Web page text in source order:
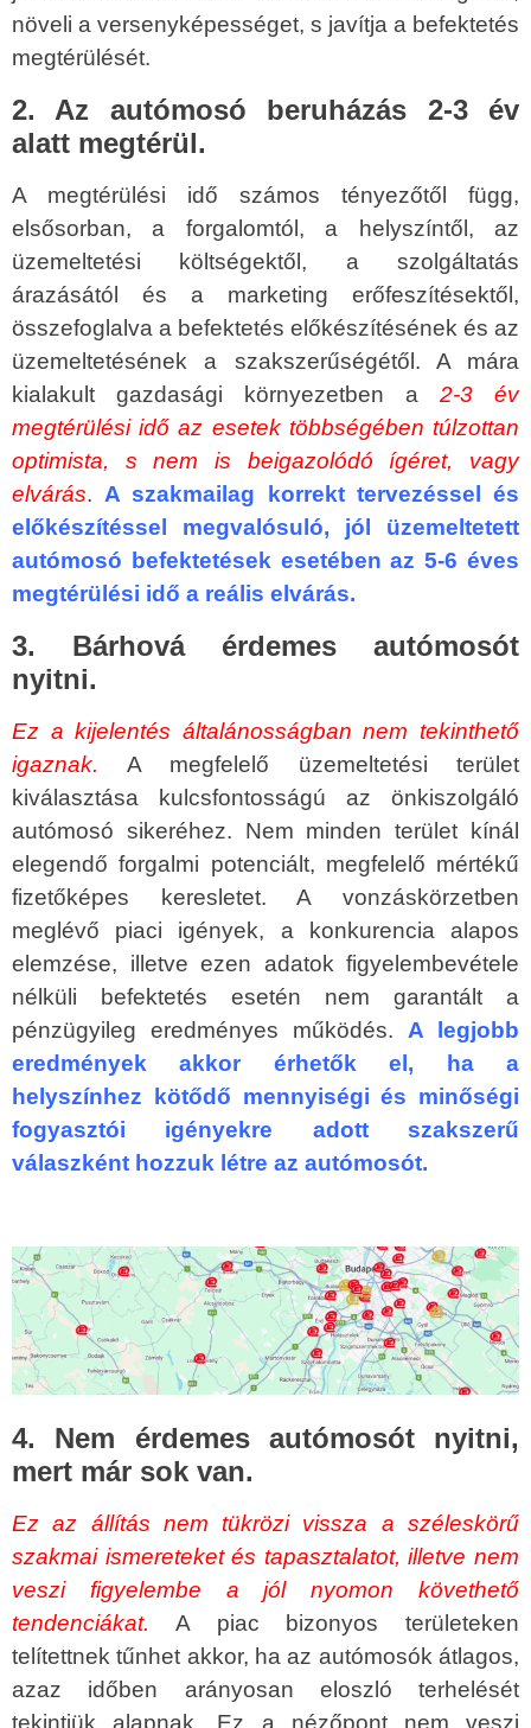
növeli a versenyképességet, s javítja a befektetés
megtérülését.
2. Az autómosó beruházás 2-3 év
alatt megtérül.
A megtérülési idő számos tényezőtől függ,
elsősorban, a forgalomtól, a helyszíntől, az
üzemeltetési költségektől, a szolgáltatás
árazásától és a marketing erőfeszítésektől,
összefoglalva a befektetés előkészítésének és az
üzemeltetésének a szakszerűségétől. A mára
kialakult gazdasági környezetben a 2-3 év
megtérülési idő az esetek többségében túlzottan
optimista, s nem is beigazolódó ígéret, vagy
elvárás. A szakmailag korrekt tervezéssel és
előkészítéssel megvalósuló, jól üzemeltetett
autómosó befektetések esetében az 5-6 éves
megtérülési idő a reális elvárás.
3. Bárhová érdemes autómosót
nyitni.
Ez a kijelentés általánosságban nem tekinthető
igaznak. A megfelelő üzemeltetési terület
kiválasztása kulcsfontosságú az önkiszolgáló
autómosó sikeréhez. Nem minden terület kínál
elegendő forgalmi potenciált, megfelelő mértékű
fizetőképes keresletet. A vonzáskörzetben
meglévő piaci igények, a konkurencia alapos
elemzése, illetve ezen adatok figyelembevétele
nélküli befektetés esetén nem garantált a
pénzügyileg eredményes működés. A legjobb
eredmények akkor érhetők el, ha a
helyszínhez kötődő mennyiségi és minőségi
fogyasztói igényekre adott szakszerű
válaszként hozzuk létre az autómosót.
4. Nem érdemes autómosót nyitni,
mert már sok van.
Ez az állítás nem tükrözi vissza a széleskörű
szakmai ismereteket és tapasztalatot, illetve nem
veszi figyelembe a jól nyomon követhető
tendenciákat. A piac bizonyos területeken
telítettnek tűnhet akkor, ha az autómosók átlagos,
azaz időben arányosan eloszló terhelését
tekintjük alapnak. Ez a nézőpont nem veszi